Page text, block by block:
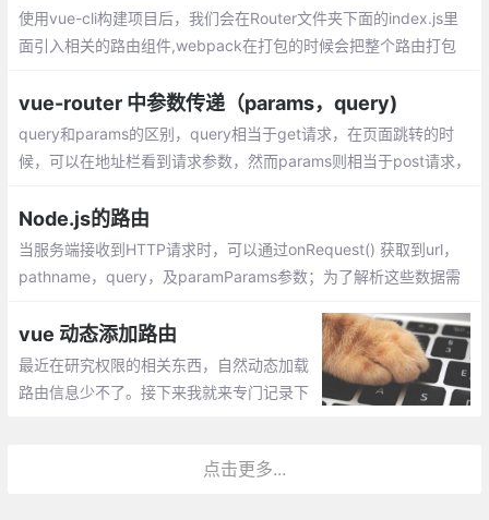
使用vue-cli构建项目后，我们会在Router文件夹下面的index.js里
面引入相关的路由组件,webpack在打包的时候会把整个路由打包
vue-router 中参数传递（params，query)
query和params的区别，query相当于get请求，在页面跳转的时
候，可以在地址栏看到请求参数，然而params则相当于post请求，
Node.js的路由
当服务端接收到HTTP请求时，可以通过onRequest() 获取到url，
pathname，query，及paramParams参数；为了解析这些数据需
vue 动态添加路由
最近在研究权限的相关东西，自然动态加载
路由信息少不了。接下来我就来专门记录下
果是字符前端注意转换成对象。点击更多...